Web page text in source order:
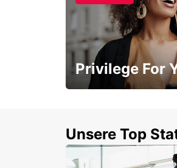
Privilege For
Unsere Top